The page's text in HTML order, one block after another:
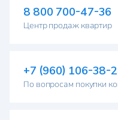
8 800 700-47-36
Центр продаж квартир
+7 (960) 106-38-
По вопросам покупки